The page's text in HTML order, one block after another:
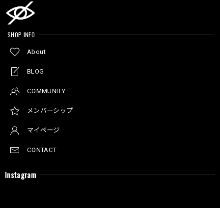
SHOP INFO
About
BLOG
COMMUNITY
メンバーシップ
マイページ
CONTACT
Instagram